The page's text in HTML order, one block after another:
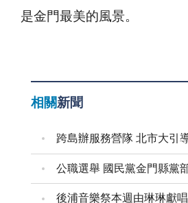
是金門最美的風景。
相關新聞
後浦音樂祭本週由琳琳獻唱